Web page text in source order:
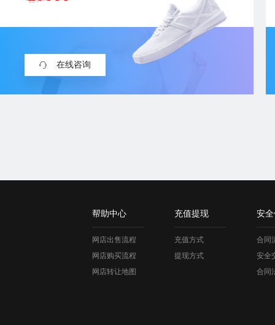
在线咨询
帮助中心
网店出售流程
网店购买流程
网店转让地图
充值提现
充值方式
提现方式
安
合同
安全
合同